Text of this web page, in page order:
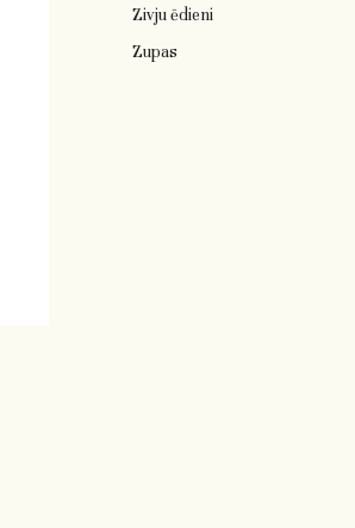
Zivju ēdieni
Zupas